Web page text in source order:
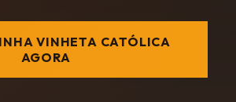
VINHETA CATÓLICA
AGORA